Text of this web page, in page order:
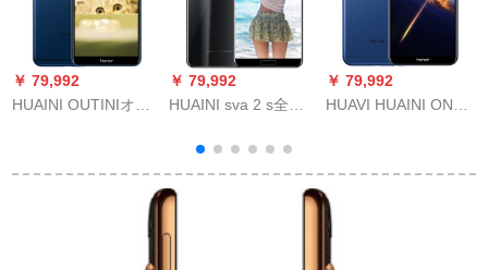
￥ 79,992
HUAINI OUTINIオリ
￥ 79,992
HUAINI sva 2 s全面
す。レンスエア3曜ブ
ロック6 G+64 G
￥ 79,992
HUAVI HUAINI ONA-
リンのオーロラ3
GB+32 Gバイトの表
示版